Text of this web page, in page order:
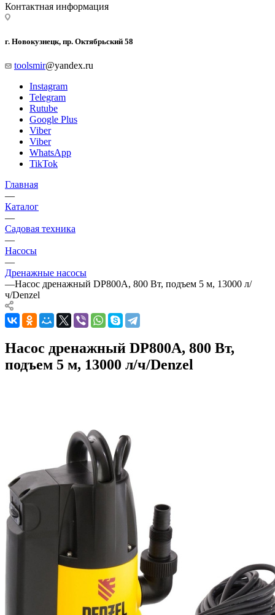
Контактная информация
г. Новокузнецк, пр. Октябрьский 58
toolsmir@yandex.ru
Instagram
Telegram
Rutube
Google Plus
Viber
Viber
WhatsApp
TikTok
Главная
—
Каталог
—
Садовая техника
—
Насосы
—
Дренажные насосы
—Насос дренажный DP800A, 800 Вт, подъем 5 м, 13000 л/
ч/Denzel
Насос дренажный DP800A, 800 Вт,
подъем 5 м, 13000 л/ч/Denzel